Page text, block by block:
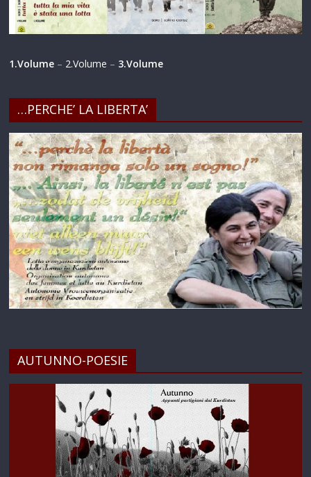
1.Volume – 2.Volume – 3.Volume
…PERCHE’ LA LIBERTA’
AUTUNNO-POESIE